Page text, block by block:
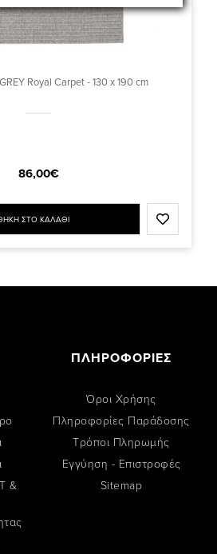
Royal Carpet - 130 x 190 cm
86,00€
ΣΤΟ ΚΑΛΑΘΙ
ΠΛΗΡΟΦΟΡΙΕΣ
Όροι Χρήσης
Πληροφορίες Παράδοσης
Tρόποι Πληρωμής
Εγγύηση - Επιστροφές
Sitemap